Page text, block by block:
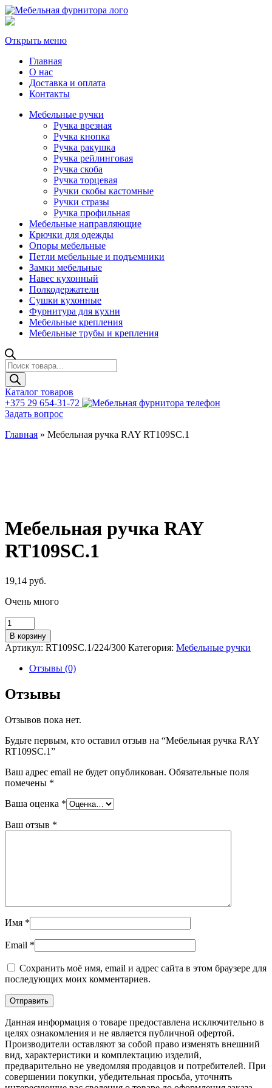
Открыть меню
Главная
О нас
Доставка и оплата
Контакты
Мебельные ручки
Ручка врезная
Ручка кнопка
Ручка ракушка
Ручка рейлинговая
Ручка скоба
Ручка торцевая
Ручки скобы кастомные
Ручки стразы
Ручка профильная
Мебельные направляющие
Крючки для одежды
Опоры мебельные
Петли мебельные и подъемники
Замки мебельные
Навес кухонный
Полкодержатели
Сушки кухонные
Фурнитура для кухни
Мебельные крепления
Мебельные трубы и крепления
Поиск
товаров
Каталог товаров
+375 29 654-31-72
Задать вопрос
Главная » Мебельная ручка RAY RT109SC.1
Мебельная ручка RAY
RT109SC.1
19,14 руб.
Очень много
Количество
товара
Мебельная
ручка
RAY
RT109SC.1
В корзину
Артикул: RT109SC.1/224/300 Категория: Мебельные ручки
Отзывы (0)
Отзывы
Отзывов пока нет.
Будьте первым, кто оставил отзыв на “Мебельная ручка RAY
RT109SC.1”
Ваш адрес email не будет опубликован. Обязательные поля
помечены *
Ваша оценка *
Ваш отзыв *
Имя *
Email *
Сохранить моё имя, email и адрес сайта в этом браузере для
последующих моих комментариев.
Данная информация о товаре предоставлена исключительно в
целях ознакомления и не является публичной офертой.
Производители оставляют за собой право изменять внешний
вид, характеристики и комплектацию изделий,
предварительно не уведомляя продавцов и потребителей. При
совершении покупки, убедительная просьба, уточнять